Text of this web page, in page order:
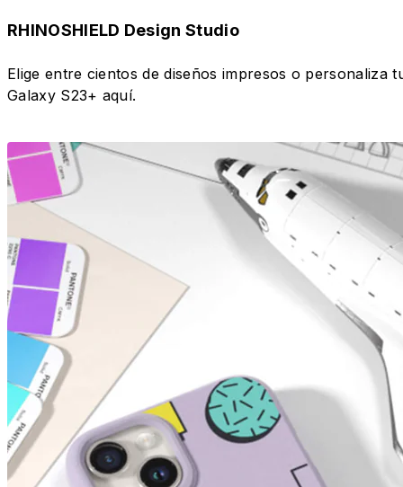
RHINOSHIELD Design Studio
Elige entre cientos de diseños impresos o personaliza
Galaxy S23+ aquí.